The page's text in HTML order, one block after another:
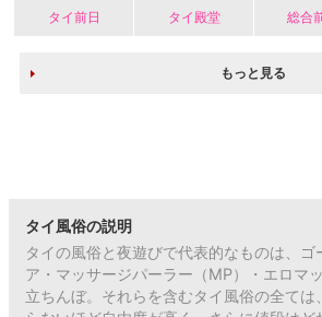
タイ前日 タイ殿堂 総合
もっと見る
タイ風俗の説明
タイの風俗と夜遊びで代表的なものは、
ア・マッサージパーラー（MP）・エロマ
立ちんぼ。それらを含むタイ風俗の全ては